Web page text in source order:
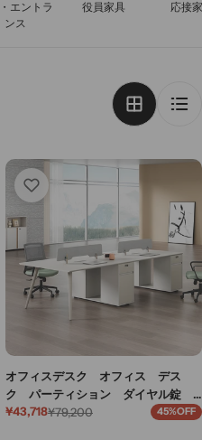
エントラ
ンス
役員家具 応接
オフィスデスク オフィス デス
ク パーティション ダイヤル錠
安全 広々とした天板 シンプル
セ
¥43,718
通
¥79,200 45%OFF